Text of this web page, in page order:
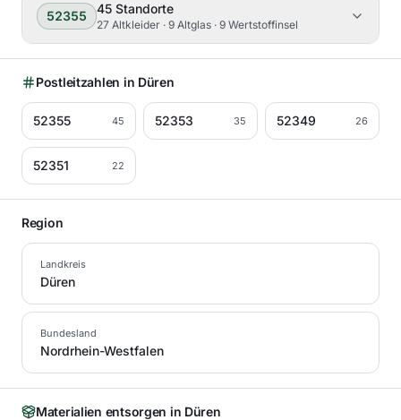
52355 45 Standorte
27 Altkleider · 9 Altglas · 9 Wertstoffinsel
Postleitzahlen in Düren
52355 45 52353 35 52349 26
52351 22
Region
Landkreis
Düren
Bundesland
Nordrhein-Westfalen
Materialien entsorgen in Düren